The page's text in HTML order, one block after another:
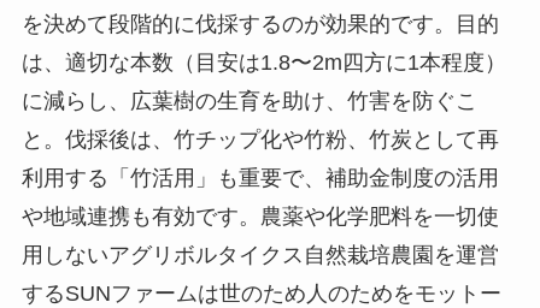
を決めて段階的に伐採するのが効果的です。目的
は、適切な本数（目安は1.8〜2m四方に1本程度）
に減らし、広葉樹の生育を助け、竹害を防ぐこ
と。伐採後は、竹チップ化や竹粉、竹炭として再
利用する「竹活用」も重要で、補助金制度の活用
や地域連携も有効です。農薬や化学肥料を一切使
用しないアグリボルタイクス自然栽培農園を運営
するSUNファームは世のため人のためをモットー